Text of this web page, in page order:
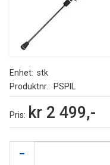
Enhet stk
Produktnr.
PSPIL
Pris kr 2 499,-